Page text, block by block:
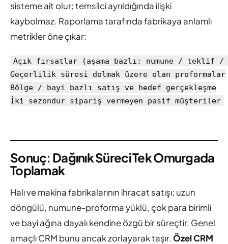
sisteme ait olur; temsilci ayrıldığında ilişki
kaybolmaz. Raporlama tarafında fabrikaya anlamlı
metrikler öne çıkar:
Açık fırsatlar (aşama bazlı: numune / teklif
Geçerlilik süresi dolmak üzere olan proformalar
Bölge / bayi bazlı satış ve hedef gerçekleşme
Sonuç: Dağınık Süreci Tek Omurgada
Toplamak
Halı ve makina fabrikalarının ihracat satışı; uzun
döngülü, numune-proforma yüklü, çok para birimli
ve bayi ağına dayalı kendine özgü bir süreçtir. Genel
amaçlı CRM bunu ancak zorlayarak taşır. Özel CRM